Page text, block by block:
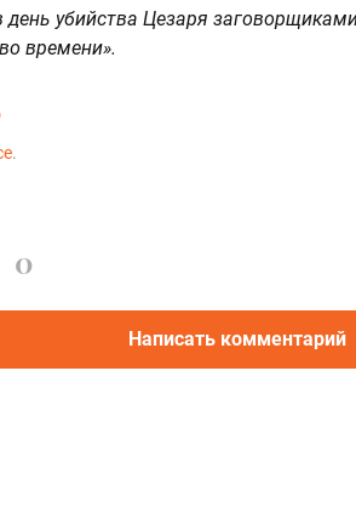
убийства Цезаря
времени».
.
0
Написать комментарий